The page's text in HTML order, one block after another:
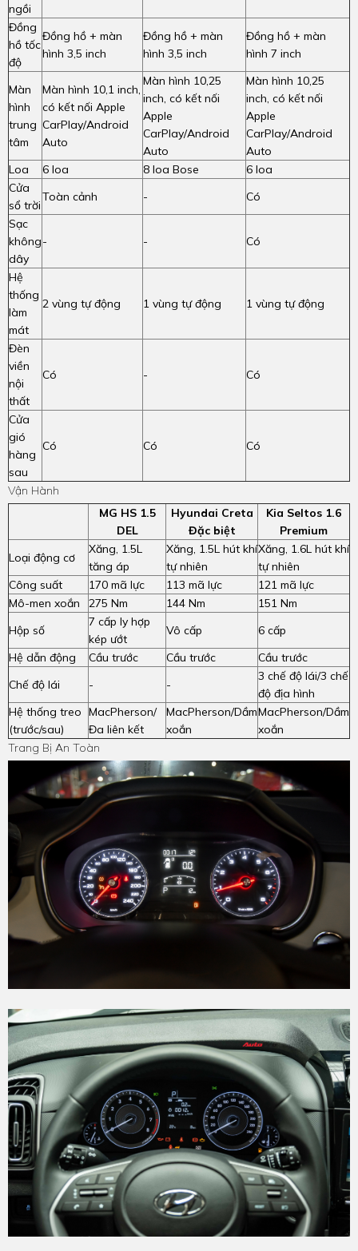
ngồi
Đồng
hồ tốc
độ
Đồng hồ + màn
hình 3,5 inch
Đồng hồ + màn
hình 3,5 inch
Đồng hồ + màn
hình 7 inch
Màn
hình
trung
tâm
Màn hình 10,1 inch,
có kết nối Apple
CarPlay/Android
Auto
Màn hình 10,25
inch, có kết nối
Apple
CarPlay/Android
Auto
Màn hình 10,25
inch, có kết nối
Apple
CarPlay/Android
Auto
Loa
6 loa 8 loa Bose
6 loa
Cửa
sổ trời
Toàn cảnh -
Có
Sạc
không
dây
- - Có
Hệ
thống
làm
mát
2 vùng tự động 1 vùng tự động 1 vùng tự động
Đèn
viền
nội
thất
Có - Có
Cửa
gió
hàng
sau
Có Có Có
Vận Hành
MG HS 1.5
DEL
Hyundai Creta
Đặc biệt
Kia Seltos 1.6
Premium
Loại động cơ
Xăng, 1.5L
tăng áp
Xăng, 1.5L hút khí
tự nhiên
Xăng, 1.6L hút khí
tự nhiên
Công suất
170 mã lực 113 mã lực
121 mã lực
Mô-men xoắn
275 Nm 144 Nm
151 Nm
Hộp số
7 cấp ly hợp
kép ướt
Vô cấp
6 cấp
Hệ dẫn động
Cầu trước Cầu trước
Cầu trước
Chế độ lái
- -
3 chế độ lái/3 chế
độ địa hình
Hệ thống treo
(trước/sau)
MacPherson/
Đa liên kết
MacPherson/Dầm
xoắn
MacPherson/Dầm
xoắn
Trang Bị An Toàn